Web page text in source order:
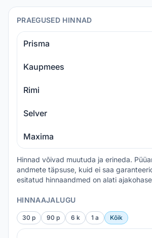
PRAEGUSED HINNAD
Prisma
Kaupmees
Rimi
Selver
Maxima
Hinnad võivad muutuda ja erineda.
andmete täpsuse, kuid ei saa
esitatud hinnaandmed on alati
HINNAAJALUGU
30 p 90 p 6 k 1 a Kõik